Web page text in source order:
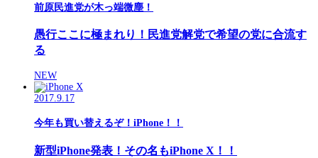
前原民進党が木っ端微塵！
愚行ここに極まれり！民進党解党で希望の党に合流す
る
NEW
2017.9.17
今年も買い替えるぞ！iPhone！！
新型iPhone発表！その名もiPhone X！！